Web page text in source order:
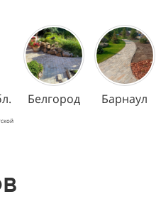
Белгород Барнаул